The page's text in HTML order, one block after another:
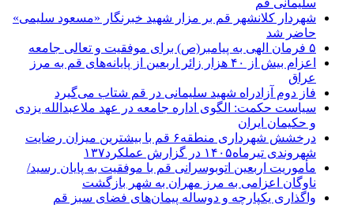
سلیمانی قم
شهردار کلانشهر قم بر مزار شهید خبرنگار «مسعود سلیمی»
حاضر شد
۵ فرمان الهی به پیامبر(ص) برای موفقیت و تعالی جامعه
اعزام بیش از ۴۰ هزار زائر اربعین از پایانه‌های قم به مرز
عراق
فاز دوم آزادراه شهید سلیمانی در قم شتاب می‌گیرد
سیاست حکمت: الگوی اداره جامعه در عهد ملاعبدالله یزدی
و حکیمان ایران
درخشش شهرداری منطقه۶ قم با بیشترین میزان رضایت
شهروندی تیرماه۱۴۰۵ در گزارش عملکرد۱۳۷
مأموریت اربعین اتوبوسرانی قم با موفقیت به پایان رسید/
ناوگان اعزامی به مرز مهران به شهر بازگشت
واگذاری یکپارچه و دوساله پیمان‌های فضای سبز قم